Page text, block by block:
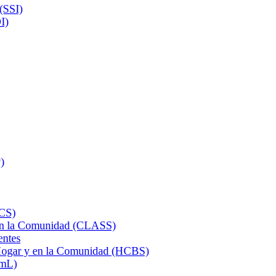
la Comunidad (CLASS)
y en la Comunidad (HCBS)